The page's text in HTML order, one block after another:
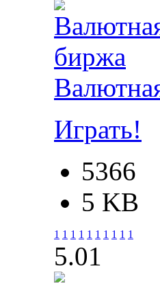
Играть!
5366
5 KB
1 1 1 1 1 1 1 1 1 1
5.01